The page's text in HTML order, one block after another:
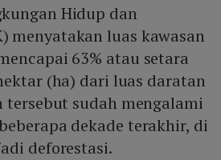
Hidup dan
menyatakan luas kawasan
63% atau setara
(ha) dari luas daratan
tersebut sudah mengalami
dekade terakhir, di
deforestasi.